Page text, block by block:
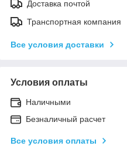
Доставка почтой
Транспортная компания
Все условия доставки
Условия оплаты
Наличными
Безналичный расчет
Все условия оплаты